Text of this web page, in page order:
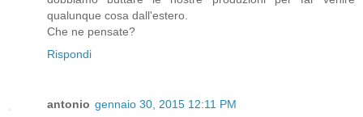
qualunque cosa dall'estero.
Che ne pensate?
Rispondi
antonio gennaio 30, 2015 12:11 PM